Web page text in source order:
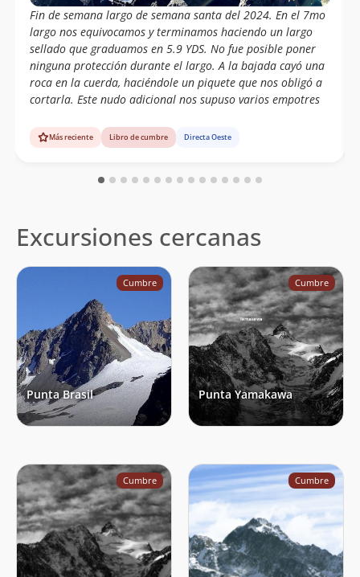
Fin de semana largo de semana santa del 2024. En el 7mo
largo nos equivocamos y terminamos haciendo un largo
sellado que graduamos en 5.9 YDS. No fue posible poner
ninguna protección durante el largo. A la bajada cayó una
roca en la cuerda, haciéndole un piquete que nos obligó a
cortarla. Este nudo adicional nos supuso varios empotres
Más reciente Libro de cumbre Directa Oeste
Excursiones cercanas
Cumbre
Punta Brasil
Cumbre
Punta Yamakawa
Cumbre Cumbre